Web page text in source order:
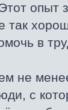
опыт
так
в
не
с